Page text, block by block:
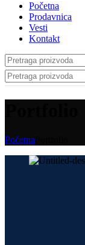
Početna
Prodavnica
Vesti
Kontakt
Početna